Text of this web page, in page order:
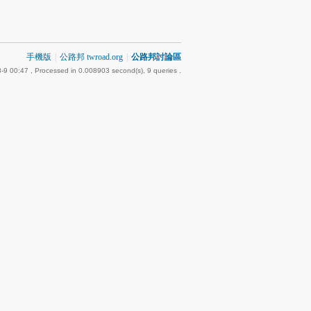
手機版 公路邦 twroad.org 公路邦討論區
9 00:47 , Processed in 0.008903 second(s), 9 queries .